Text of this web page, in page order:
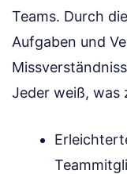
Teams. Durch
Aufgaben und
Jeder weiß, was